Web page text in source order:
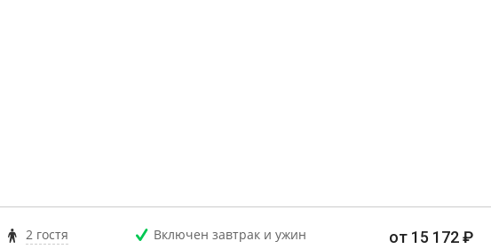
2 гостя
Включен завтрак и ужин
от 15 172 ₽